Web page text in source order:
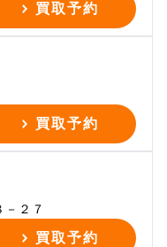
買取予約
買取予約
２７
買取予約